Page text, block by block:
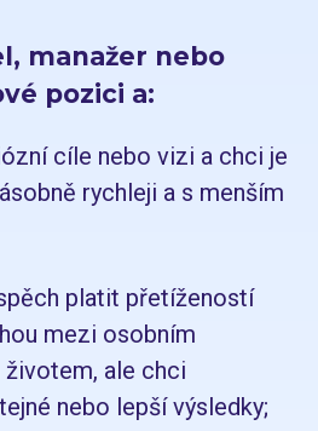
manažer nebo
pozici a:
cíle nebo vizi a chci je
rychleji a s menším
platit přetížeností
mezi osobním
ale chci
nebo lepší výsledky;